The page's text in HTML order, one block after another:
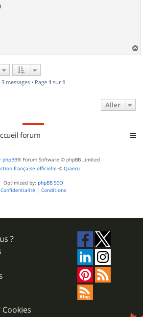
a
3 messages • Page 1 sur 1
Aller
forum
phpBB® Forum Software © phpBB Limited
française officielle © Qiaeru
Optimized by: phpBB SEO
Confidentialité | Conditions
?